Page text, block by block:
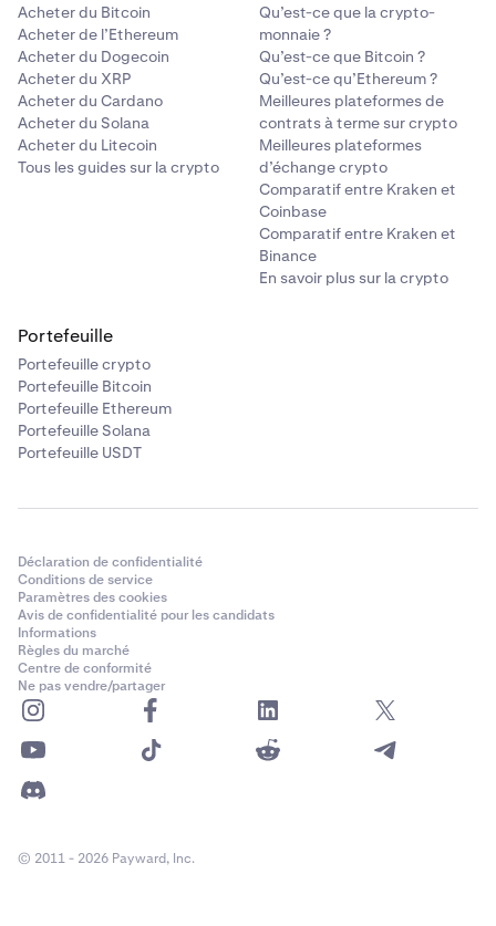
Acheter du Bitcoin
Acheter de l’Ethereum
Acheter du Dogecoin
Acheter du XRP
Acheter du Cardano
Acheter du Solana
Acheter du Litecoin
Tous les guides sur la crypto
Qu’est-ce que la crypto-
monnaie ?
Qu’est-ce que Bitcoin ?
Qu’est-ce qu’Ethereum ?
Meilleures plateformes de
contrats à terme sur crypto
Meilleures plateformes
d’échange crypto
Comparatif entre Kraken et
Coinbase
Comparatif entre Kraken et
Binance
En savoir plus sur la crypto
Portefeuille
Portefeuille crypto
Portefeuille Bitcoin
Portefeuille Ethereum
Portefeuille Solana
Portefeuille USDT
Déclaration de confidentialité
Conditions de service
Paramètres des cookies
Avis de confidentialité pour les candidats
Informations
Règles du marché
Centre de conformité
Ne pas vendre/partager
© 2011 - 2026 Payward, Inc.